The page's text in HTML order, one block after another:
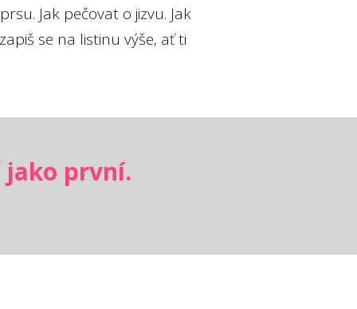
Jak pečovat o jizvu. Jak
se na listinu výše, ať ti
jako první.